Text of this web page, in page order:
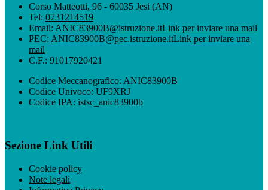
Corso Matteotti, 96 - 60035 Jesi (AN)
Tel: 0731214519
Email: ANIC83900B@istruzione.itLink per inviare una mail
PEC: ANIC83900B@pec.istruzione.itLink per inviare una
mail
C.F.: 91017920421
Codice Meccanografico: ANIC83900B
Codice Univoco: UF9XRJ
Codice IPA: istsc_anic83900b
Sezione Link Utili
Cookie policy
Note legali